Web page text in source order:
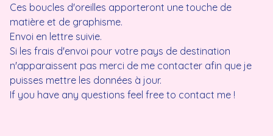
Ces boucles d'oreilles apporteront une touche de
matière et de graphisme.
Envoi en lettre suivie.
Si les frais d'envoi pour votre pays de destination
n'apparaissent pas merci de me contacter afin que je
puisses mettre les données à jour.
If you have any questions feel free to contact me !